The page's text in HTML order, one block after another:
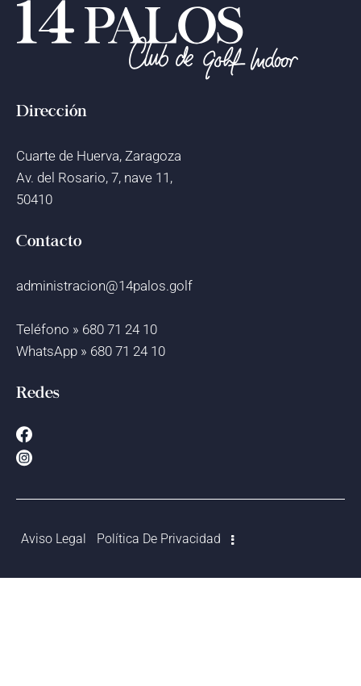
Dirección
Cuarte de Huerva, Zaragoza
Av. del Rosario, 7, nave 11,
50410
Contacto
administracion@14palos.golf
Teléfono » 680 71 24 10
WhatsApp » 680 71 24 10
Redes
Aviso Legal Política De Privacidad